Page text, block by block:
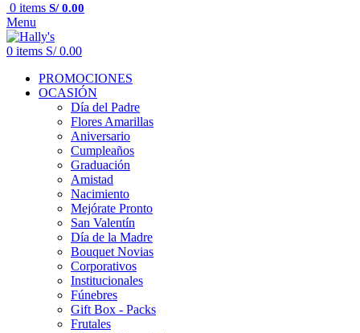
0 items S/0.00
Menu
0 items S/0.00
PROMOCIONES
OCASIÓN
Día del Padre
Flores Amarillas
Aniversario
Cumpleaños
Graduación
Amistad
Nacimiento
Mejórate Pronto
San Valentín
Día de la Madre
Bouquet Novias
Corporativos
Institucionales
Fúnebres
Gift Box - Packs
Frutales